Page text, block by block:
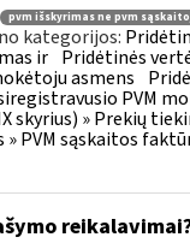
pvm išskyrimas ne pvm
kategorijos:
ir Pridėtinės
asmens
PVM
skyrius) » Prekių
PVM sąskaitos